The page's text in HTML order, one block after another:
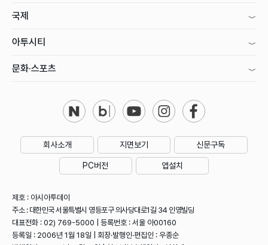
국제
아투시티
문화·스포츠
회사소개 지면보기 신문구독
PC버전 앱설치
제호 : 아시아투데이
주소 : 대한민국 서울특별시 영등포구 의사당대로1길 34 인영빌딩
대표전화 : 02) 769-5000 | 등록번호 : 서울 아00160
등록일 : 2006년 1월 18일 | 회장·발행인·편집인 : 우종순